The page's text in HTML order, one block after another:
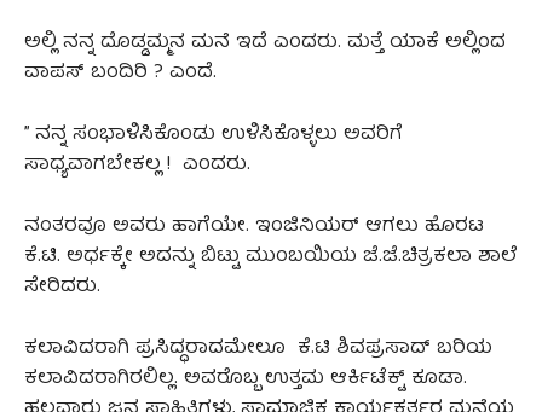
ಅಲ್ಲಿ ನನ್ನ ದೊಡ್ಡಮ್ಮನ ಮನೆ ಇದೆ ಎಂದರು. ಮತ್ತೆ ಯಾಕೆ ಅಲ್ಲಿಂದ
ವಾಪಸ್ ಬಂದಿರಿ ? ಎಂದೆ.
” ನನ್ನ ಸಂಭಾಳಿಸಿಕೊಂಡು ಉಳಿಸಿಕೊಳ್ಳಲು ಅವರಿಗೆ
ಸಾಧ್ಯವಾಗಬೇಕಲ್ಲ ! ಎಂದರು.
ನಂತರವೂ ಅವರು ಹಾಗೆಯೇ. ಇಂಜಿನಿಯರ್‌ ಆಗಲು ಹೊರಟ
ಕೆ.ಟಿ. ಅರ್ಧಕ್ಕೇ ಅದನ್ನು ಬಿಟ್ಟು ಮುಂಬಯಿಯ ಜೆ.ಜೆ.ಚಿತ್ರಕಲಾ ಶಾಲೆ
ಸೇರಿದರು.
ಕಲಾವಿದರಾಗಿ ಪ್ರಸಿದ್ಧರಾದಮೇಲೂ ಕೆ.ಟಿ ಶಿವಪ್ರಸಾದ್ ಬರಿಯ
ಕಲಾವಿದರಾಗಿರಲಿಲ್ಲ. ಅವರೊಬ್ಬ ಉತ್ತಮ ಆರ್ಕಿಟೆಕ್ಟ್ ಕೂಡಾ.